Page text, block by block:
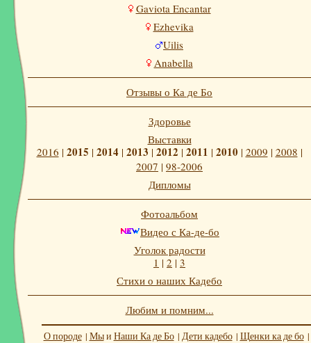
Gaviota Encantar
Ezhevika
Uilis
Anabella
Отзывы о Ка де Бо
Здоровье
Выставки
2016 | 2015 | 2014| 2013 | 2012 | 2011 | 2010 | 2009 | 2008 |
2007 | 98-2006
Дипломы
Фотоальбом
Видео с Ка-де-бо
Уголок радости
1 | 2 | 3
Стихи о наших Кадебо
Любим и помним...
О породе| Мыи Наши Ка де Бо| Дети кадебо| Щенки ка де бо|